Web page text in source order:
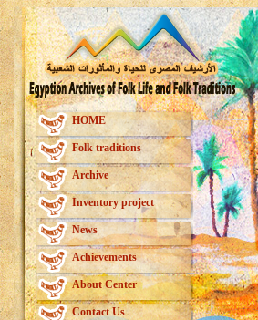
HOME
Folk traditions
Archive
Inventory project
News
Achievements
About Center
Contact Us